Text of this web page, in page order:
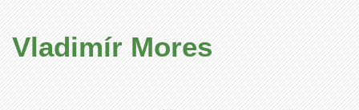
Vladimír Mores